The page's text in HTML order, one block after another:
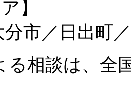
】
分市／日出町
る相談は、全